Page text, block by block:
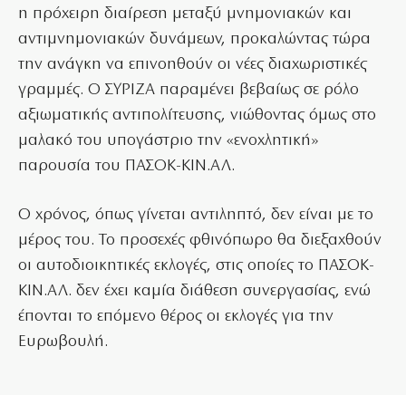
η πρόχειρη διαίρεση μεταξύ μνημονιακών και
αντιμνημονιακών δυνάμεων, προκαλώντας τώρα
την ανάγκη να επινοηθούν οι νέες διαχωριστικές
γραμμές. Ο ΣΥΡΙΖΑ παραμένει βεβαίως σε ρόλο
αξιωματικής αντιπολίτευσης, νιώθοντας όμως στο
μαλακό του υπογάστριο την «ενοχλητική»
παρουσία του ΠΑΣΟΚ-ΚΙΝ.ΑΛ.
Ο χρόνος, όπως γίνεται αντιληπτό, δεν είναι με το
μέρος του. Το προσεχές φθινόπωρο θα διεξαχθούν
οι αυτοδιοικητικές εκλογές, στις οποίες το ΠΑΣΟΚ-
ΚΙΝ.ΑΛ. δεν έχει καμία διάθεση συνεργασίας, ενώ
έπονται το επόμενο θέρος οι εκλογές για την
Ευρωβουλή.